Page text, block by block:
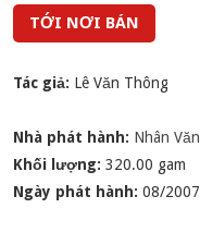
TỚI NƠI BÁN
Tác giả: Lê Văn Thông
Nhà phát hành: Nhân Văn
Khối lượng:320.00 gam
Ngày phát hành:08/2007